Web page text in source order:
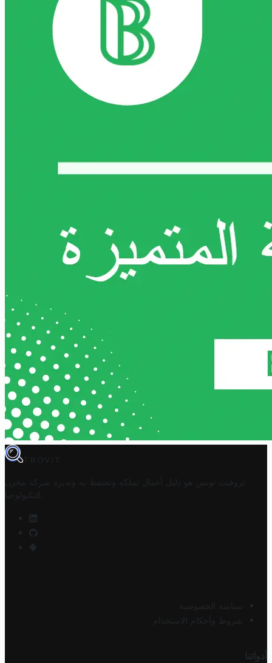
TROVIT
تروفيت تونس هو دليل أعمال تملكه وتحتفظ به وتديره
شركة مخزن
التكنولوجيا
سياسة الخصوصية
شروط وأحكام الاستخدام
أدواتنا